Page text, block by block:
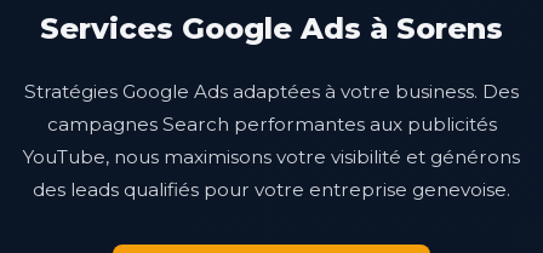
Services Google Ads à Sorens
Stratégies Google Ads adaptées à votre business. Des
campagnes Search performantes aux publicités
YouTube, nous maximisons votre visibilité et générons
des leads qualifiés pour votre entreprise genevoise.